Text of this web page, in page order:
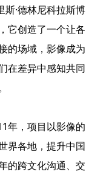
·德林尼科拉斯博
它创造了一个让各
的场域，影像成为
在差异中感知共同
年，项目以影像的
界各地，提升中国
的跨文化沟通、交